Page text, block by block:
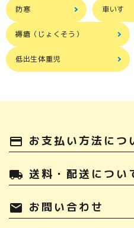
防寒 車いす
褥瘡（じょくそう）
低出生体重児
payment お支払い方法につ
local_shipping 送料・配送につい
mail お問い合わせ